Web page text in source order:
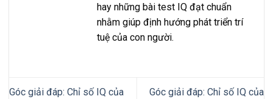
hay những bài test IQ đạt chuẩn
nhằm giúp định hướng phát triển trí
tuệ của con người.
Góc giải đáp: Chỉ số IQ của
Góc giải đáp: Chỉ số IQ của